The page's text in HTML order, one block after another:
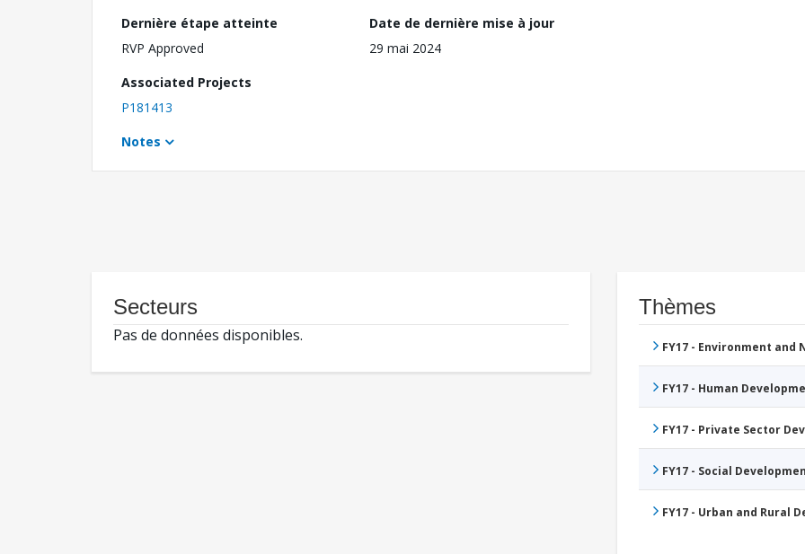
Dernière étape atteinte
RVP Approved
Date de dernière mise à jour
29 mai 2024
Associated Projects
P181413
Notes
Secteurs
Pas de données disponibles.
Thèmes
FY17 - Environment
FY17 - Human
FY17 - Private Sector
FY17 - Social
FY17 - Urban and Rural